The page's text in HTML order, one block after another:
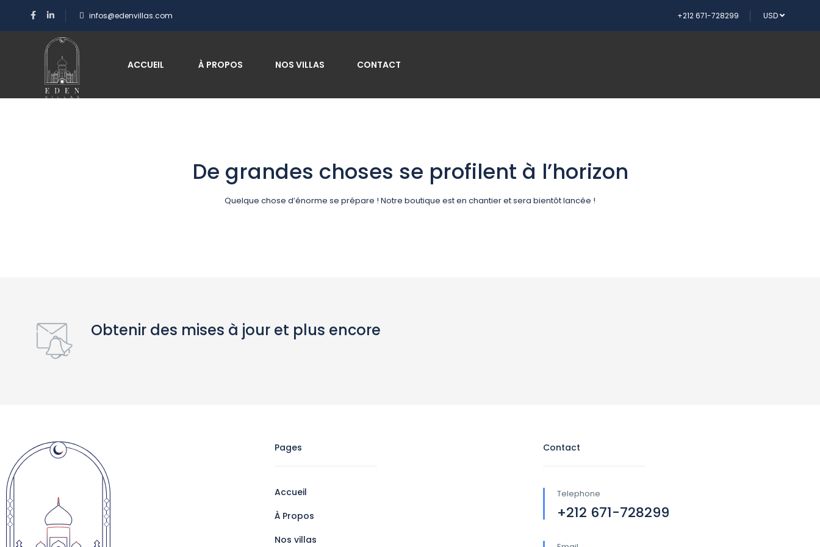
infos@edenvillas.com +212 671-728299 USD
ACCUEIL À PROPOS NOS VILLAS CONTACT
De grandes choses se profilent à l’horizon
Quelque chose d’énorme se prépare ! Notre boutique est en chantier et sera bientôt lancée !
Obtenir des mises à jour et plus encore
Pages
Accueil
À Propos
Nos villas
Contact
Telephone
+212 671-728299